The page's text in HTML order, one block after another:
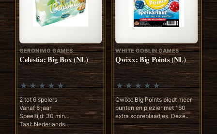
GERONIMO GAMES
Celestia: Big Box (NL)
2 tot 6 spelers
Vanaf 8 jaar
Speeltijd: 30 min
Taal: Nederlands..
WHITE GOBLIN GAMES
Qwixx: Big Points (NL)
Qwixx: Big Points biedt meer
punten en plezier met 160
extra scoreblaadjes. Deze..